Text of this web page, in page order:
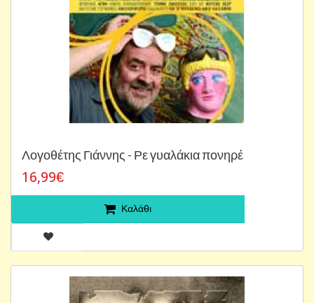
Λογοθέτης Γιάννης - Ρε γυαλάκια πονηρέ
16,99€
Καλάθι